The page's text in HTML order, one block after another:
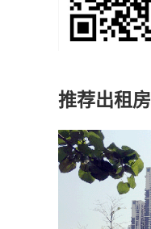
推荐出租房